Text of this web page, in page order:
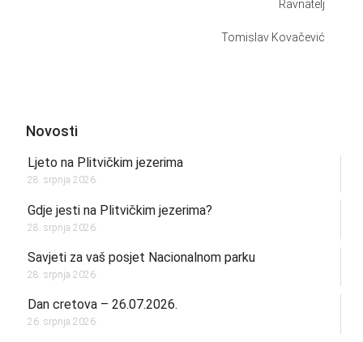
Ravnatelj
Tomislav Kovačević
Novosti
Ljeto na Plitvičkim jezerima
28. srpnja 2026.
Gdje jesti na Plitvičkim jezerima?
28. srpnja 2026.
Savjeti za vaš posjet Nacionalnom parku
28. srpnja 2026.
Dan cretova – 26.07.2026.
26. srpnja 2026.